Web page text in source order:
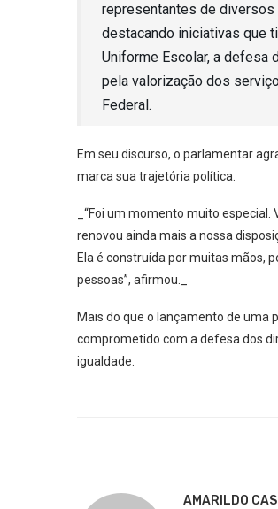
representantes de diversos
destacando iniciativas que
Uniforme Escolar, a defesa
pela valorização dos
Federal.
Em seu discurso, o parlamentar
marca sua trajetória política.
_“Foi um momento muito
renovou ainda mais a nossa
Ela é construída por muitas mãos,
pessoas”, afirmou._
Mais do que o lançamento de
comprometido com a defesa dos
igualdade.
AMARILDO